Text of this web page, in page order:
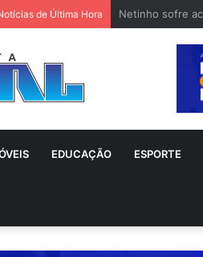
de Última Hora Netinho sofre
EDUCAÇÃO ESPORTE